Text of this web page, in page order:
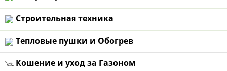
Строительная техника
Тепловые пушки и Обогрев
Кошение и уход за Газоном